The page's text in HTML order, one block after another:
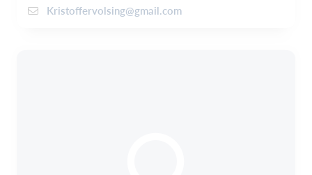
Kristoffervolsing@gmail.com